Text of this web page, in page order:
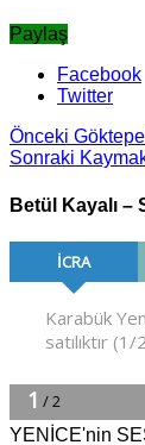
Paylaş
Facebook
Twitter
Önceki
Sonraki
Betül Kayalı –
YENİCE'nin